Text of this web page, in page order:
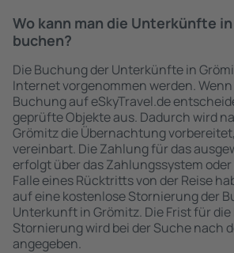
Wo kann man die Unterkünfte
buchen?
Die Buchung der Unterkünfte in
Internet vorgenommen werden.
Buchung auf eSkyTravel.de
geprüfte Objekte aus. Dadurch wird
Grömitz die Übernachtung
vereinbart. Die Zahlung für das
erfolgt über das Zahlungssystem
Falle eines Rücktritts von der Reise
auf eine kostenlose Stornierung der
Unterkunft in Grömitz. Die Frist für
Stornierung wird bei der Suche nach
angegeben.